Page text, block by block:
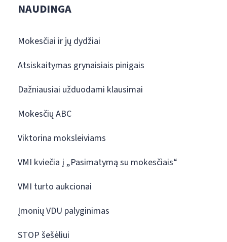
NAUDINGA
Mokesčiai ir jų dydžiai
Atsiskaitymas grynaisiais pinigais
Dažniausiai užduodami klausimai
Mokesčių ABC
Viktorina moksleiviams
VMI kviečia į „Pasimatymą su mokesčiais“
VMI turto aukcionai
Įmonių VDU palyginimas
STOP šešėliui